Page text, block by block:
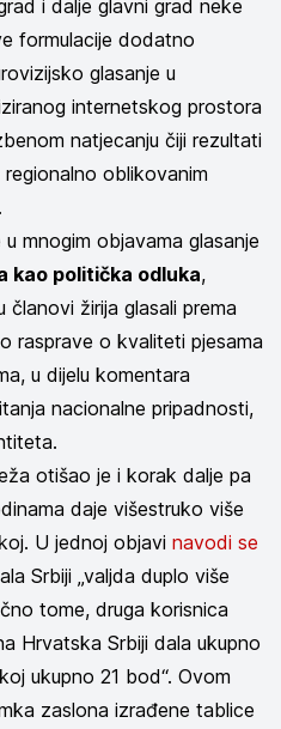
i dalje glavni grad neke
formulacije dodatno
glasanje u
internetskog prostora
natjecanju čiji rezultati
oblikovanim
.
mnogim objavama glasanje
kao politička odluka,
žirija glasali prema
rasprave o kvaliteti pjesama
u dijelu komentara
nacionalne pripadnosti,
otišao je i korak dalje pa
daje višestruko više
U jednoj objavi navodi se
Srbiji „valjda duplo više
tome, druga korisnica
Hrvatska Srbiji dala ukupno
ukupno 21 bod“. Ovom
zaslona izrađene tablice